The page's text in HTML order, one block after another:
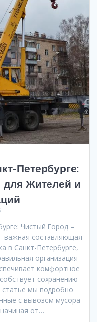
Петербурге:
для Жителей и
Чистый Город –
важная составляющая
в Санкт-Петербурге,
организация
комфортное
сохранению
мы подробно
с вывозом мусора
от…